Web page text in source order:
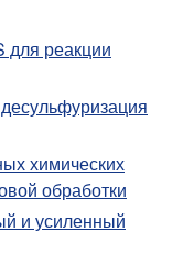
для реакции
химических
обработки
и усиленный